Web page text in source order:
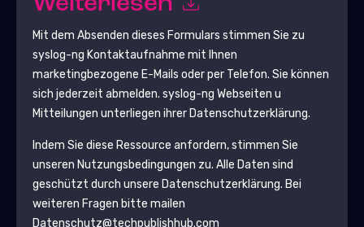
Mit dem Absenden dieses Formulars stimmen Sie zu
syslog-ng Kontaktaufnahme mit Ihnen
marketingbezogene E-Mails oder per Telefon. Sie können
sich jederzeit abmelden. syslog-ng Webseiten u
Mitteilungen unterliegen ihrer Datenschutzerklärung.
Indem Sie diese Ressource anfordern, stimmen Sie
unseren Nutzungsbedingungen zu. Alle Daten sind
geschützt durch unsere Datenschutzerklärung. Bei
weiteren Fragen bitte mailen
Datenschutz@techpublishhub.com